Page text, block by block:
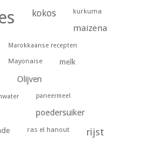
kokos kurkuma
maizena
Marokkaanse recepten
Mayonaise
melk
Olijven
paneermeel
poedersuiker
ras el hanout rijst